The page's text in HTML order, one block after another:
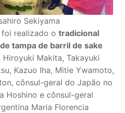
Sekiyama
realizado o tradicional
tampa de barril de sake
Makita, Takayuki
Kazuo Iha, Mitie Ywamoto,
cônsul-geral do Japão no
Hoshino e cônsul-geral
Maria Florencia